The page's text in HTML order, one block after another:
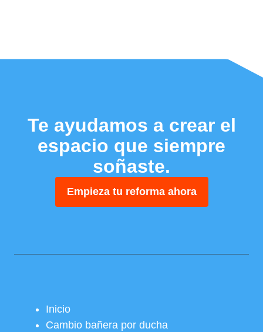
Te ayudamos a crear el
espacio que siempre
soñaste.
Empieza tu reforma ahora
Inicio
Cambio bañera por ducha